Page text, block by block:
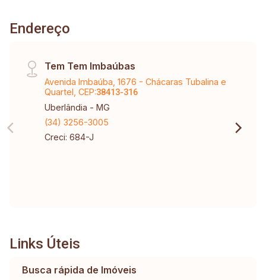
Endereço
Tem Tem Imbaúbas
Avenida Imbaúba, 1676 - Chácaras Tubalina e
Quartel, CEP:38413-316
Uberlândia - MG
(34) 3256-3005
Creci: 684-J
Links Úteis
Busca rápida de Imóveis